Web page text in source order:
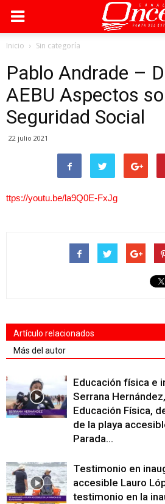
Inicio Sin categoría
Pablo Andrade –
AEBU Aspectos
Seguridad Social
22 julio 2021
ttps://youtu.be/la9Q0E-FxJg
Artículo relacionados
Más del autor
Educación física e
Serrana
Educación Física,
de la playa
Parada...
Testimonio en
accesible Lauro
testimonio en la